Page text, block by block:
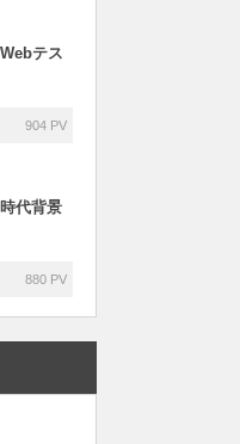
テス
904 PV
代背景
880 PV